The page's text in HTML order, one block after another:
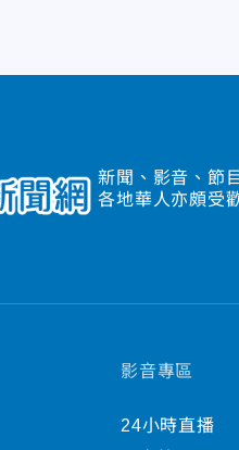
新聞、影音、節
各地華人亦頗受
影音專區
24小時直播